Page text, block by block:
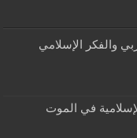
والفكر الإسلامي
في الموت